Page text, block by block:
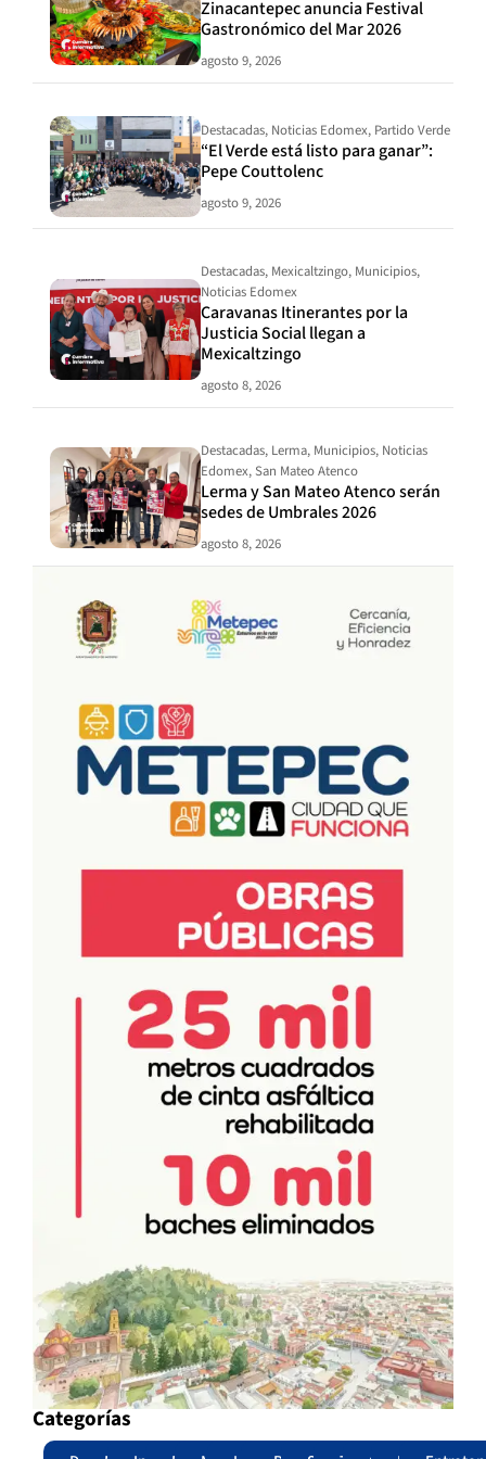
Zinacantepec anuncia Festival
Gastronómico del Mar 2026
agosto 9, 2026
Destacadas, Noticias Edomex, Partido Verde
“El Verde está listo para ganar”:
Pepe Couttolenc
agosto 9, 2026
Destacadas, Mexicaltzingo, Municipios,
Noticias Edomex
Caravanas Itinerantes por la
Justicia Social llegan a
Mexicaltzingo
agosto 8, 2026
Destacadas, Lerma, Municipios, Noticias
Edomex,San Mateo Atenco
Lerma y San Mateo Atenco serán
sedes de Umbrales 2026
agosto 8, 2026
Categorías